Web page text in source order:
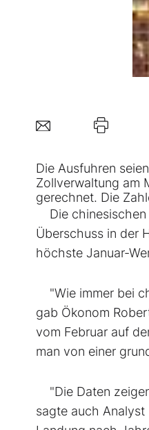
Die Ausfuhren
Zollverwaltung am
gerechnet. Die
Die chinesischen
Überschuss in der
höchste Januar-
"Wie immer bei
gab Ökonom
vom Februar auf
man von einer
"Die Daten
sagte auch